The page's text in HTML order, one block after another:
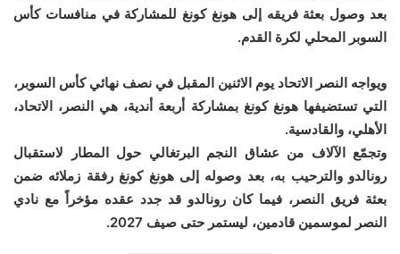
بعد وصول بعثة فريقه إلى هونغ كونغ للمشاركة في منافسات كأس
السوبر المحلي لكرة القدم.
ويواجه النصر الاتحاد يوم الاثنين المقبل في نصف نهائي كأس السوبر،
التي تستضيفها هونغ كونغ بمشاركة أربعة أندية، هي النصر، الاتحاد،
الأهلي، والقادسية.
وتجمّع الآلاف من عشاق النجم البرتغالي حول المطار لاستقبال
رونالدو والترحيب به، بعد وصوله إلى هونغ كونغ رفقة زملائه ضمن
بعثة فريق النصر، فيما كان رونالدو قد جدد عقده مؤخراً مع نادي
النصر لموسمين قادمين، ليستمر حتى صيف 2027.